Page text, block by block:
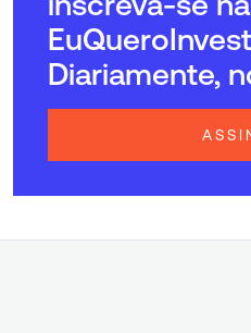
Diariamente,